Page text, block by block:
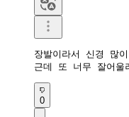
장발이라서 신경 많
근데 또 너무 잘어울
0